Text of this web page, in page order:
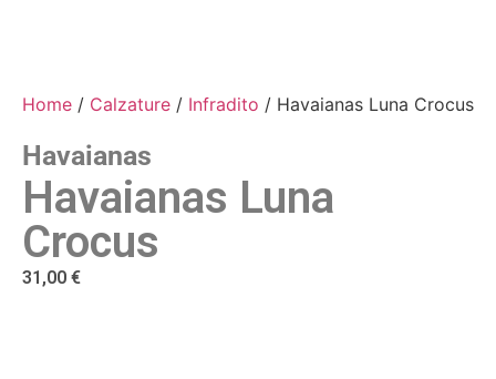
Home / Calzature / Infradito / Havaianas Luna Crocus
Havaianas
Havaianas Luna
Crocus
31,00 €